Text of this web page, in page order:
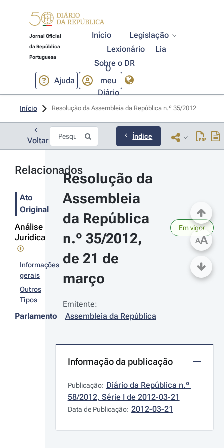
Jornal Oficial
da República
Portuguesa
Início
Legislação
Lexionário
Lia
Sobre o DR
Ajuda
O
meu
Diário
Início Resolução da Assembleia da República n.º 35/2012
Voltar Índice
Relacionados
Ato
Original
Análise
Jurídica
Informações
gerais
Outros
Tipos
Parlamento
Resolução da
Assembleia
da República
n.º 35/2012,
de 21 de
março
Em vigor
Emitente:
Assembleia da República
Informação da publicação
Publicação: Diário da República n.º
58/2012, Série I de 2012-03-21
Data de Publicação: 2012-03-21
AA